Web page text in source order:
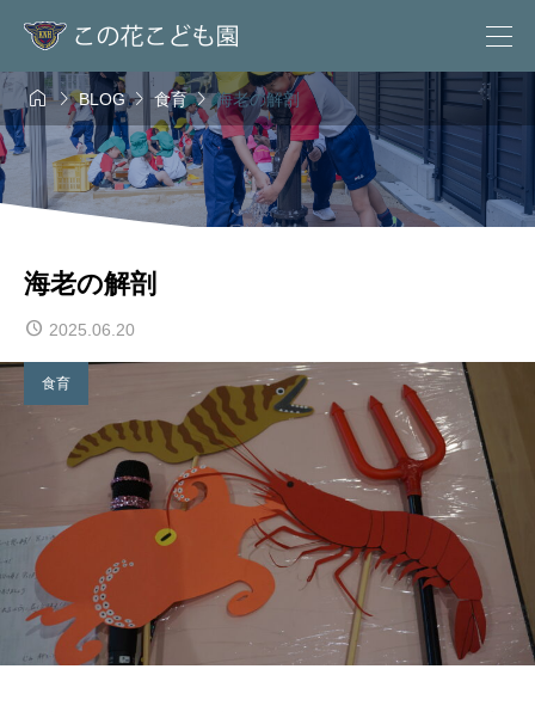
BLOG食育海老の解剖
海老の解剖
2025.06.20
食育